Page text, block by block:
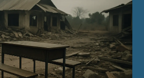
UND
ENTLÄSST
ANGEBLICH
KINDERSOLDATEN